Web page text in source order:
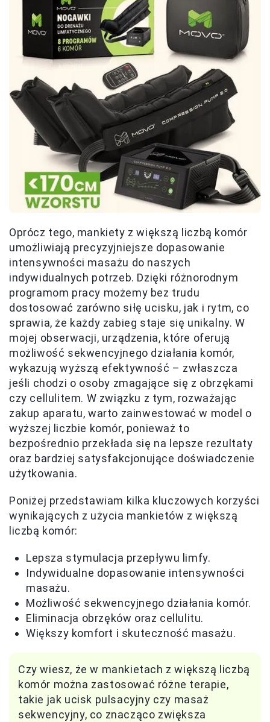
Oprócz tego, mankiety z większą liczbą komór
umożliwiają precyzyjniejsze dopasowanie
intensywności masażu do naszych
indywidualnych potrzeb. Dzięki różnorodnym
programom pracy możemy bez trudu
dostosować zarówno siłę ucisku, jak i rytm, co
sprawia, że każdy zabieg staje się unikalny. W
mojej obserwacji, urządzenia, które oferują
możliwość sekwencyjnego działania komór,
wykazują wyższą efektywność – zwłaszcza
jeśli chodzi o osoby zmagające się z obrzękami
czy cellulitem. W związku z tym, rozważając
zakup aparatu, warto zainwestować w model o
wyższej liczbie komór, ponieważ to
bezpośrednio przekłada się na lepsze rezultaty
oraz bardziej satysfakcjonujące doświadczenie
użytkowania.
Poniżej przedstawiam kilka kluczowych korzyści
wynikających z użycia mankietów z większą
liczbą komór:
Lepsza stymulacja przepływu limfy.
Indywidualne dopasowanie intensywności
masażu.
Możliwość sekwencyjnego działania komór.
Eliminacja obrzęków oraz cellulitu.
Większy komfort i skuteczność masażu.
Czy wiesz, że w mankietach z większą liczbą
komór można zastosować różne terapie,
takie jak ucisk pulsacyjny czy masaż
sekwencyjny, co znacząco zwiększa